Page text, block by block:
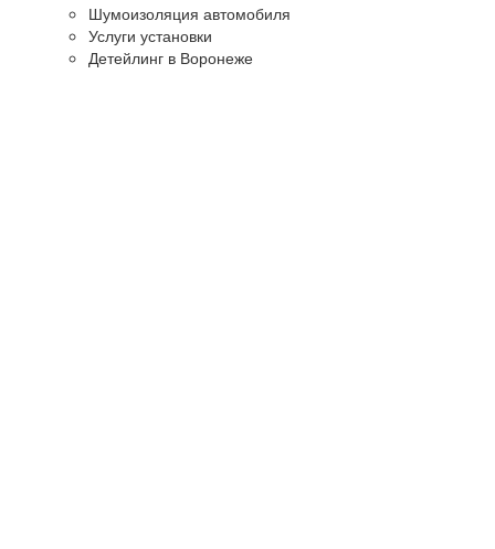
Шумоизоляция автомобиля
Услуги установки
Детейлинг в Воронеже